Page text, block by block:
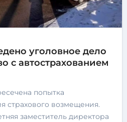
уголовное дело
с автострахованием
страхового возмещения.
заместитель директора